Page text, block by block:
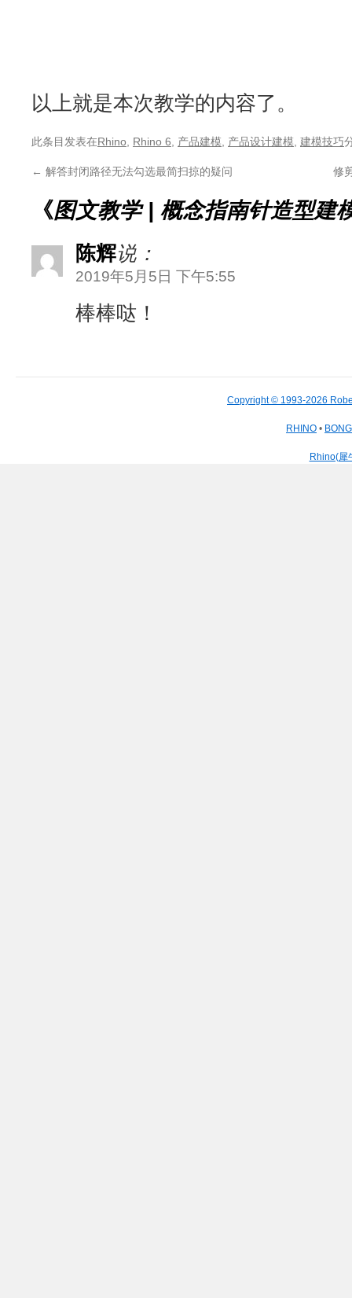
以上就是本次教学的内容了。
此条目发表在Rhino Rhino 6 产品建模 产品设计建模 建模技巧
← 解答封闭路径无法勾选最简扫掠的疑问 修
《图文教学 | 概念指南针造型建
陈辉说：
2019年5月5日 下午5:55
棒棒哒！
Copyright © 1993-2026
RHINO •
Rhino(犀